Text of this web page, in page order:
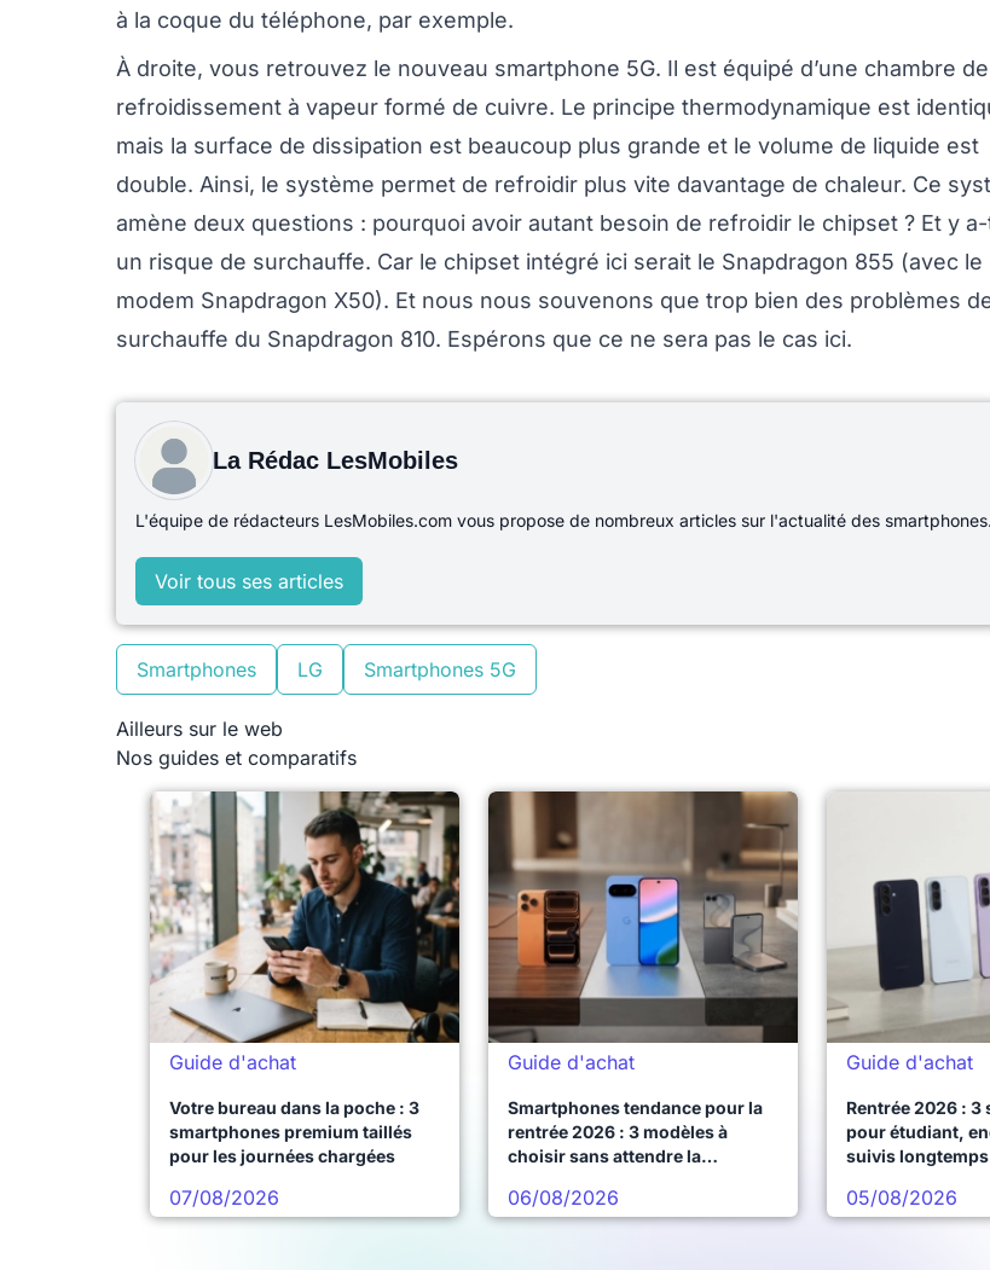
à la coque du téléphone, par exemple.
À droite, vous retrouvez le nouveau smartphone 5G. Il est équipé d’une chambre de
refroidissement à vapeur formé de cuivre. Le principe thermodynamique est
mais la surface de dissipation est beaucoup plus grande et le volume de liquide est
double. Ainsi, le système permet de refroidir plus vite davantage de chaleur. Ce
amène deux questions : pourquoi avoir autant besoin de refroidir le chipset ? Et y
un risque de surchauffe. Car le chipset intégré ici serait le Snapdragon 855 (avec le
modem Snapdragon X50). Et nous nous souvenons que trop bien des problèmes
surchauffe du Snapdragon 810. Espérons que ce ne sera pas le cas ici.
La Rédac LesMobiles
L'équipe de rédacteurs LesMobiles.com vous propose de nombreux articles sur l'actualité des smartphones.
Voir tous ses articles
Smartphones LG Smartphones 5G
Ailleurs sur le web
Nos guides et comparatifs
Guide d'achat
Votre bureau dans la poche : 3
smartphones premium taillés
pour les journées chargées
07/08/2026
Guide d'achat
Smartphones tendance pour la
rentrée 2026 : 3 modèles à
choisir sans attendre la
06/08/2026
Guide d'achat
Rentrée 2026 :
pour étudiant,
suivis longtemps
05/08/2026